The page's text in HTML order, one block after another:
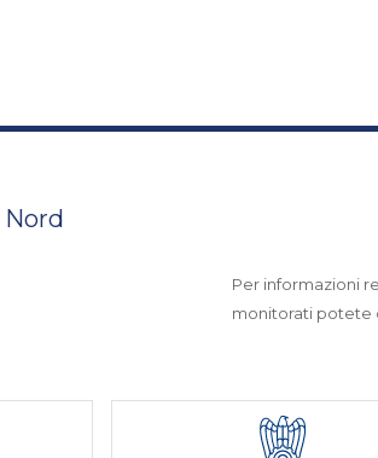
Per informazioni
monitorati potete